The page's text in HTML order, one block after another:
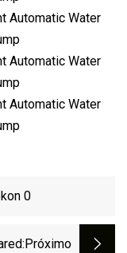
0
:próximo